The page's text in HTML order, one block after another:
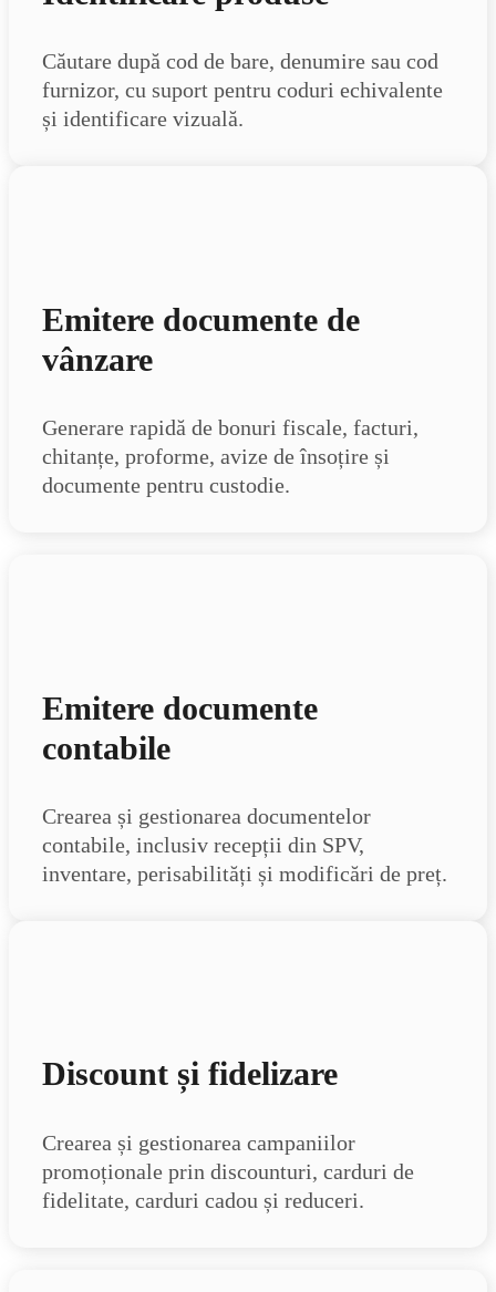
Căutare după cod de bare, denumire sau cod
furnizor, cu suport pentru coduri echivalente
și identificare vizuală.
Emitere documente de
vânzare
Generare rapidă de bonuri fiscale, facturi,
chitanțe, proforme, avize de însoțire și
documente pentru custodie.
Emitere documente
contabile
Crearea și gestionarea documentelor
contabile, inclusiv recepții din SPV,
inventare, perisabilități și modificări de preț.
Discount și fidelizare
Crearea și gestionarea campaniilor
promoționale prin discounturi, carduri de
fidelitate, carduri cadou și reduceri.